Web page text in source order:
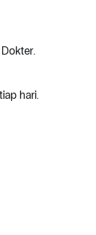
hari.